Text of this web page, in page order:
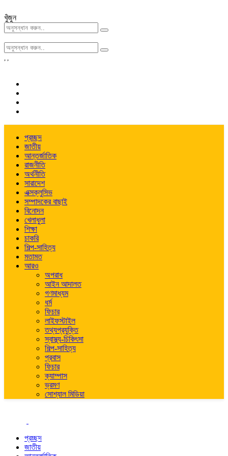
খুঁজুন
, ,
প্রচ্ছদ
জাতীয়
আন্তর্জাতিক
রাজনীতি
অর্থনীতি
সারাদেশ
এক্সক্লুসিভ
সম্পাদকের বাছাই
বিনোদন
খেলাধুলা
শিক্ষা
চাকরি
শিল্প-সাহিত্য
মতামত
আরও
অপরাধ
আইন আদালত
গণমাধ্যম
ধর্ম
ফিচার
লাইফস্টাইল
তথ্যপ্রযুক্তি
স্বাস্থ্য-চিকিৎসা
শিল্প-সাহিত্য
প্রবাস
ফিচার
ক্যাম্পাস
ভ্রমণ
সোশ্যাল মিডিয়া
প্রচ্ছদ
জাতীয়